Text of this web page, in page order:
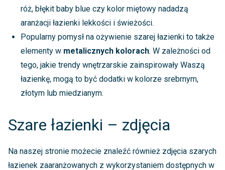
róż, błękit baby blue czy kolor miętowy nadadzą
aranżacji łazienki lekkości i świeżości.
Popularny pomysł na ożywienie szarej łazienki to także
elementy w metalicznych kolorach. W zależności od
tego, jakie trendy wnętrzarskie zainspirowały Waszą
łazienkę, mogą to być dodatki w kolorze srebrnym,
złotym lub miedzianym.
Szare łazienki – zdjęcia
Na naszej stronie możecie znaleźć również zdjęcia szarych
łazienek zaaranżowanych z wykorzystaniem dostępnych w